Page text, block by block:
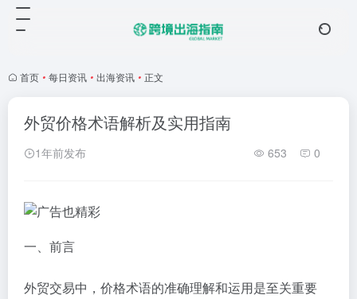
首页 • 每日资讯 • 出海资讯 • 正文
外贸价格术语解析及实用指南
1年前发布 653 0
一、前言
外贸交易中，价格术语的准确理解和运用是至关重要